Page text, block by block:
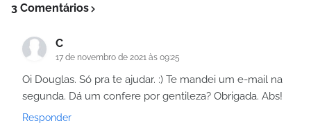
3 Comentários
C
17 de novembro de 2021 às 09:25
Oi Douglas. Só pra te ajudar. :) Te mandei um e-mail na
segunda. Dá um confere por gentileza? Obrigada. Abs!
Responder